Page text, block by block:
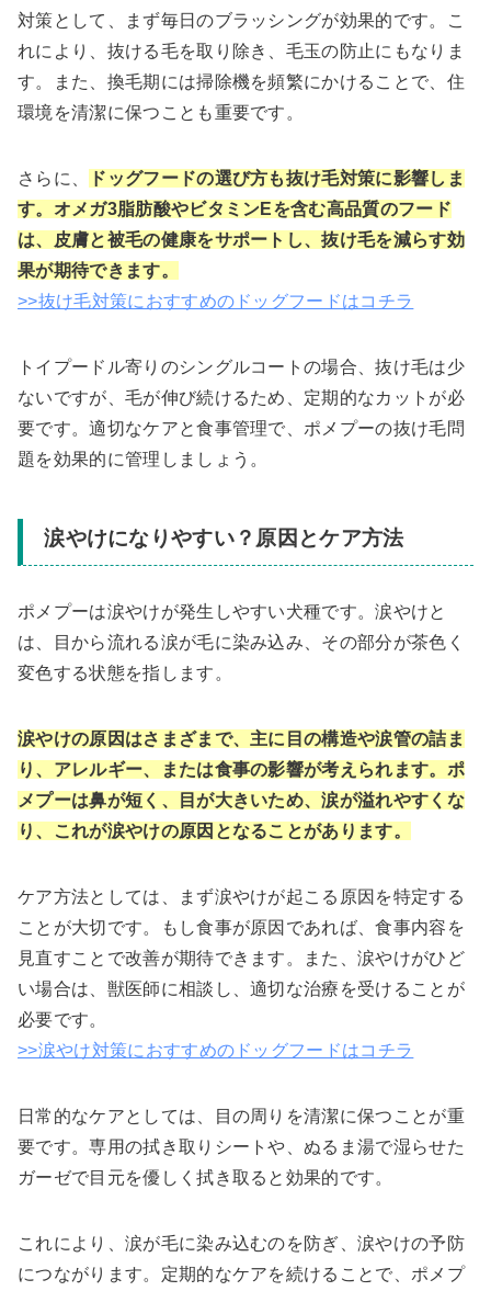
対策として、まず毎日のブラッシングが効果的です。こ
れにより、抜ける毛を取り除き、毛玉の防止にもなりま
す。また、換毛期には掃除機を頻繁にかけることで、住
環境を清潔に保つことも重要です。
さらに、
ドッグフードの選び方も抜け毛対策に影響しま
す。オメガ3脂肪酸やビタミンEを含む高品質のフード
は、皮膚と被毛の健康をサポートし、抜け毛を減らす効
果が期待できます。
>>抜け毛対策におすすめのドッグフードはコチラ
トイプードル寄りのシングルコートの場合、抜け毛は少
ないですが、毛が伸び続けるため、定期的なカットが必
要です。適切なケアと食事管理で、ポメプーの抜け毛問
題を効果的に管理しましょう。
涙やけになりやすい？原因とケア方法
ポメプーは涙やけが発生しやすい犬種です。涙やけと
は、目から流れる涙が毛に染み込み、その部分が茶色く
変色する状態を指します。
涙やけの原因はさまざまで、主に目の構造や涙管の詰ま
り、アレルギー、または食事の影響が考えられます。ポ
メプーは鼻が短く、目が大きいため、涙が溢れやすくな
り、これが涙やけの原因となることがあります。
ケア方法としては、まず涙やけが起こる原因を特定する
ことが大切です。もし食事が原因であれば、食事内容を
見直すことで改善が期待できます。また、涙やけがひど
い場合は、獣医師に相談し、適切な治療を受けることが
必要です。
>>涙やけ対策におすすめのドッグフードはコチラ
日常的なケアとしては、目の周りを清潔に保つことが重
要です。専用の拭き取りシートや、ぬるま湯で湿らせた
ガーゼで目元を優しく拭き取ると効果的です。
これにより、涙が毛に染み込むのを防ぎ、涙やけの予防
につながります。定期的なケアを続けることで、ポメプ